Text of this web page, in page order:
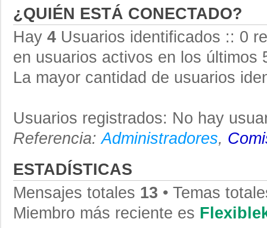
¿QUIÉN ESTÁ CONECTADO?
Hay 4 Usuarios identificados :: 0
en usuarios activos en los últimos
La mayor cantidad de usuarios
Usuarios registrados: No hay
Referencia:Administradores,
ESTADÍSTICAS
Mensajes totales 13 • Temas
Miembro más reciente es